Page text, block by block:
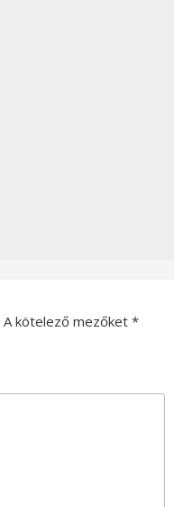
A kötelező mezőket *